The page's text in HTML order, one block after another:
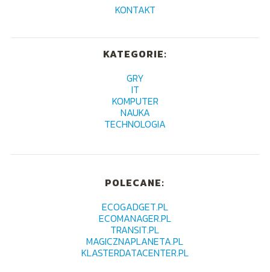
KONTAKT
KATEGORIE:
GRY
IT
KOMPUTER
NAUKA
TECHNOLOGIA
POLECANE:
ECOGADGET.PL
ECOMANAGER.PL
TRANSIT.PL
MAGICZNAPLANETA.PL
KLASTERDATACENTER.PL